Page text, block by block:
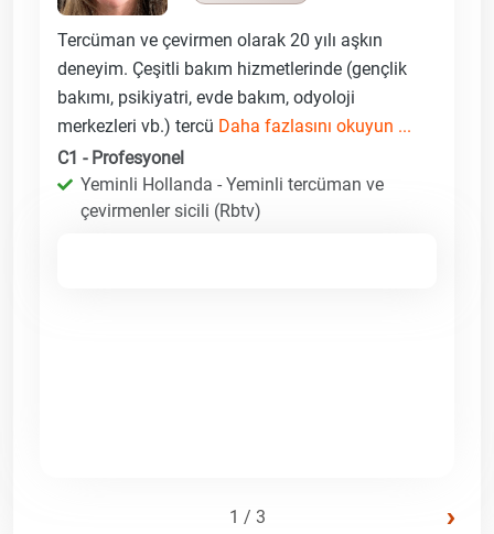
Tercüman ve çevirmen olarak 20 yılı aşkın
deneyim. Çeşitli bakım hizmetlerinde (gençlik
bakımı, psikiyatri, evde bakım, odyoloji
merkezleri vb.) tercü Daha fazlasını okuyun ...
C1 - Profesyonel
Yeminli Hollanda - Yeminli tercüman ve
çevirmenler sicili (Rbtv)
1 / 3 ›